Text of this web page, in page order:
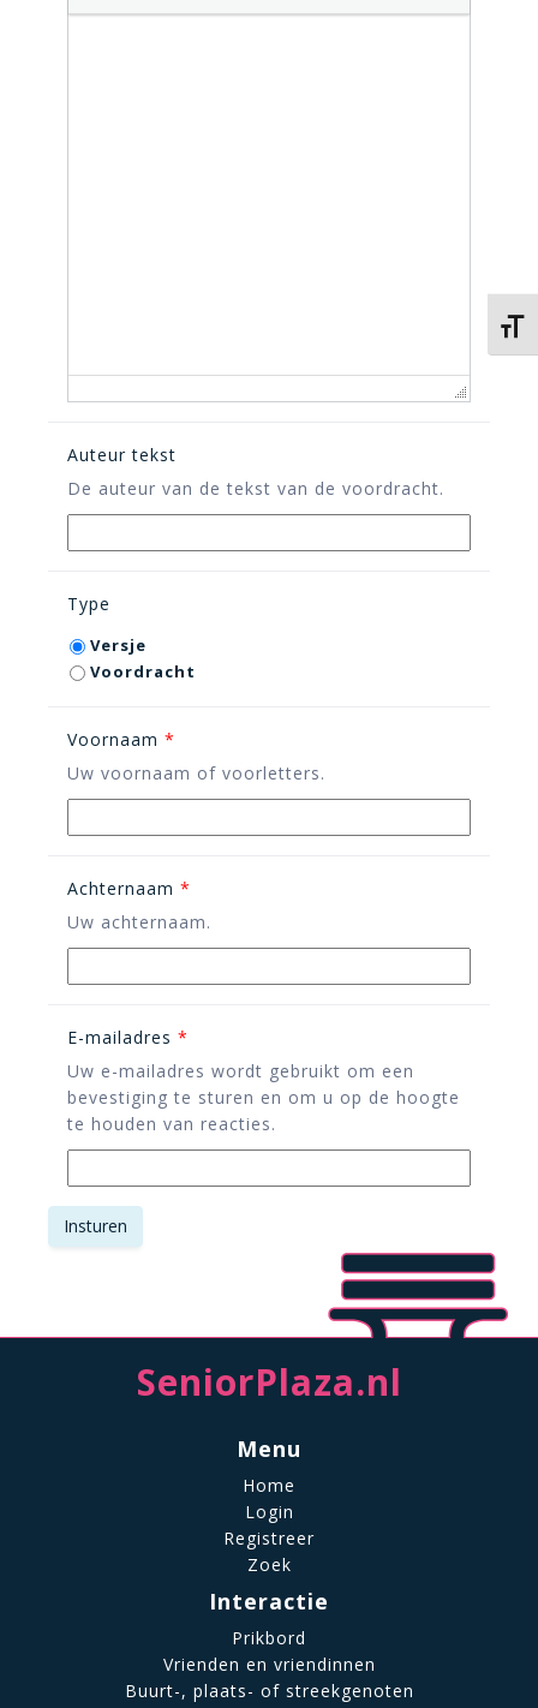
Auteur tekst
De auteur van de tekst van de voordracht.
Type
Versje
Voordracht
Voornaam *
Uw voornaam of voorletters.
Achternaam *
Uw achternaam.
E-mailadres *
Uw e-mailadres wordt gebruikt om een
bevestiging te sturen en om u op de hoogte
te houden van reacties.
SeniorPlaza.nl
Menu
Home
Login
Registreer
Zoek
Interactie
Prikbord
Vrienden en vriendinnen
Buurt-, plaats- of streekgenoten